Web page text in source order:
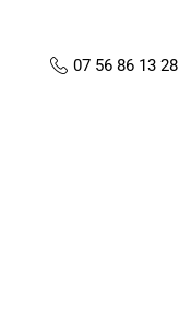
07 56 86 13 28